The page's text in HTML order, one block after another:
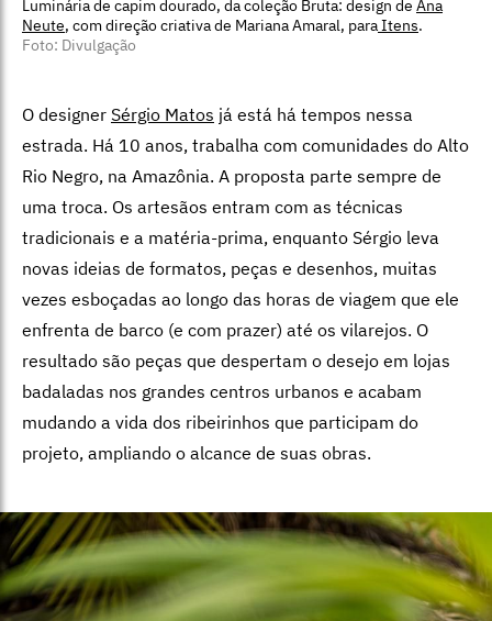
Luminária de capim dourado, da coleção Bruta: design de Ana
Neute, com direção criativa de Mariana Amaral, paraItens.
Foto: Divulgação
O designer Sérgio Matos já está há tempos nessa
estrada. Há 10 anos, trabalha com comunidades do Alto
Rio Negro, na Amazônia. A proposta parte sempre de
uma troca. Os artesãos entram com as técnicas
tradicionais e a matéria-prima, enquanto Sérgio leva
novas ideias de formatos, peças e desenhos, muitas
vezes esboçadas ao longo das horas de viagem que ele
enfrenta de barco (e com prazer) até os vilarejos. O
resultado são peças que despertam o desejo em lojas
badaladas nos grandes centros urbanos e acabam
mudando a vida dos ribeirinhos que participam do
projeto, ampliando o alcance de suas obras.